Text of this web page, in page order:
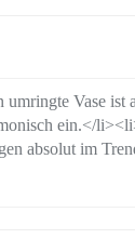
Vase ist
ein.</
absolut im